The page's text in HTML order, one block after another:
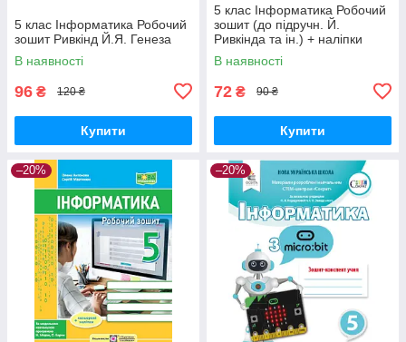
5 клас Інформатика Робочий
зошит Ривкінд Й.Я. Генеза
В наявності
96 ₴ 120 ₴
Купити
5 клас Інформатика Робочий
зошит (до підручн. Й.
Ривкінда та ін.) + наліпки
Антонова О., Мартинюк С.
ПіП
В наявності
72 ₴ 90 ₴
Купити
–20% –20%